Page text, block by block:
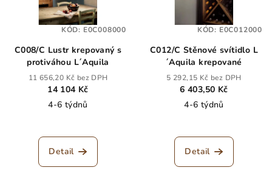
C008/C Lustr krepovaný s
protiváhou L´Aquila
11 656,20 Kč bez DPH
14 104 Kč
4-6 týdnů
Detail
KÓD: E0C008000
C012/C Stěnové svítidlo L
´Aquila krepované
5 292,15 Kč bez DPH
6 403,50 Kč
4-6 týdnů
Detail
KÓD: E0C012000